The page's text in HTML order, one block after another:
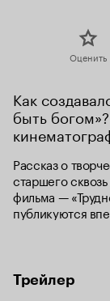
Оценить
Как
быть
Рассказ о
старшего
фильма —
публикуются
Трейлер